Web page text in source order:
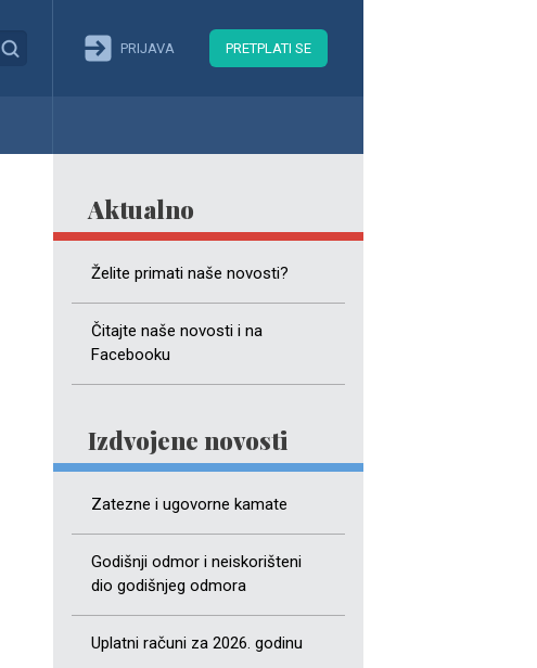
PRIJAVA PRETPLATI SE
Aktualno
Želite primati naše novosti?
Čitajte naše novosti i na
Facebooku
Izdvojene novosti
Zatezne i ugovorne kamate
Godišnji odmor i neiskorišteni
dio godišnjeg odmora
Uplatni računi za 2026. godinu